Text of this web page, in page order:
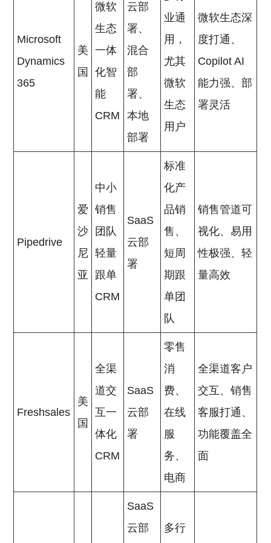
Microsoft
Dynamics
365
美
国
微软
生态
一体
化智
能
CRM
云部
署、
混合
部
署、
本地
部署
业通
用，
尤其
微软
生态
用户
微软生态深
度打通、
Copilot AI
能力强、部
署灵活
Pipedrive
爱
沙
尼
亚
中小
销售
团队
轻量
跟单
CRM
SaaS
云部
署
标准
化产
品销
售、
短周
期跟
单团
队
销售管道可
视化、易用
性极强、轻
量高效
Freshsales
美
国
全渠
道交
互一
体化
CRM
SaaS
云部
署
零售
消
费、
在线
服
务、
电商
全渠道客户
交互、销售
客服打通、
功能覆盖全
面
SaaS
云部
多行